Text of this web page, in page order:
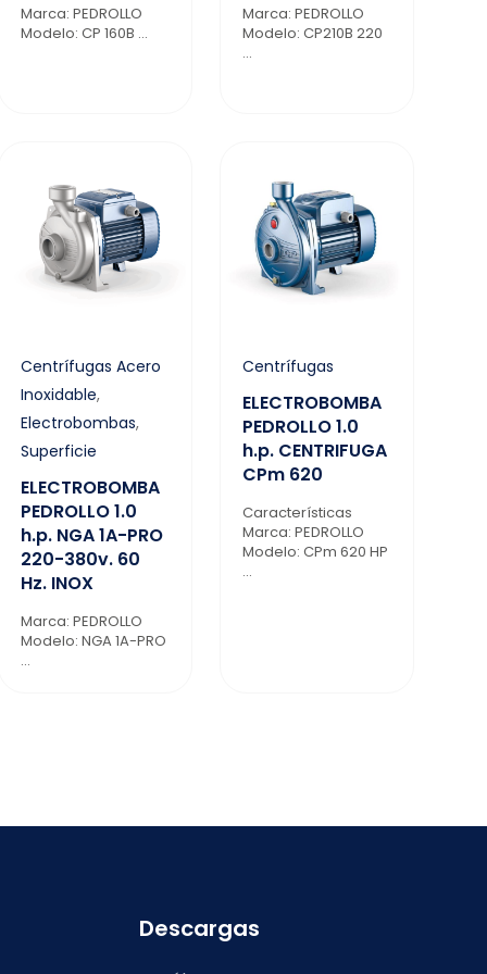
Marca: PEDROLLO
Modelo: CP 160B ...
Marca: PEDROLLO
Modelo: CP210B 220
...
Centrífugas Acero
Inoxidable,
Electrobombas,
Superficie
ELECTROBOMBA
PEDROLLO 1.0
h.p. NGA 1A-PRO
220-380v. 60
Hz. INOX
Marca: PEDROLLO
Modelo: NGA 1A-PRO
...
Centrífugas
ELECTROBOMBA
PEDROLLO 1.0
h.p. CENTRIFUGA
CPm 620
Características
Marca: PEDROLLO
Modelo: CPm 620 HP
...
Descargas